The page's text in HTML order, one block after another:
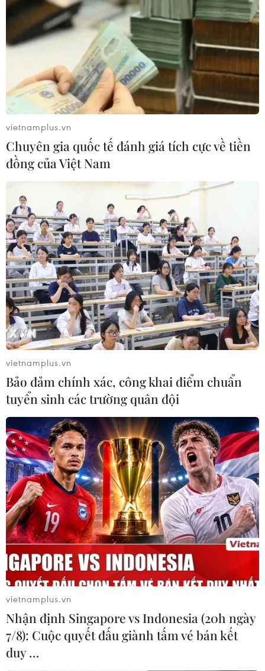
Mỹ: Đàm phán hạt nhân Iran tiến triển
song "còn vấn đề tồn đọng"
24/03/2022 03:35
Phát biểu với báo chí, Cố vấn an ninh quốc gia Mỹ nêu
rõ: "Chúng tôi đạt tiến triển trong tiến trình (đàm phán)
vài tuần trước. Nhưng một số vấn đề vẫn còn đó."
Hy vọng về thỏa thuận hạt nhân Iran đẩy
giá dầu châu Á đi xuống
24/03/2022 10:55
Công ty tư vấn năng lượng JBC Energy nhận định việc
dỡ bỏ các hạn chế xuất khẩu đối với dầu của Iran sẽ
giúp giảm bớt tình trạng thắt chặt nguồn cung trên thị
trường dầu thô thế giới.
vietnamplus.vn
Chuyên gia quốc tế đánh giá tích cực về tiền
đồng của Việt Nam
vietnamplus.vn
Bảo đảm chính xác, công khai điểm chuẩn
tuyển sinh các trường quân đội
vietnamplus.vn
Nhận định Singapore vs Indonesia (20h ngày
7/8): Cuộc quyết đấu giành tấm vé bán kết
duy …